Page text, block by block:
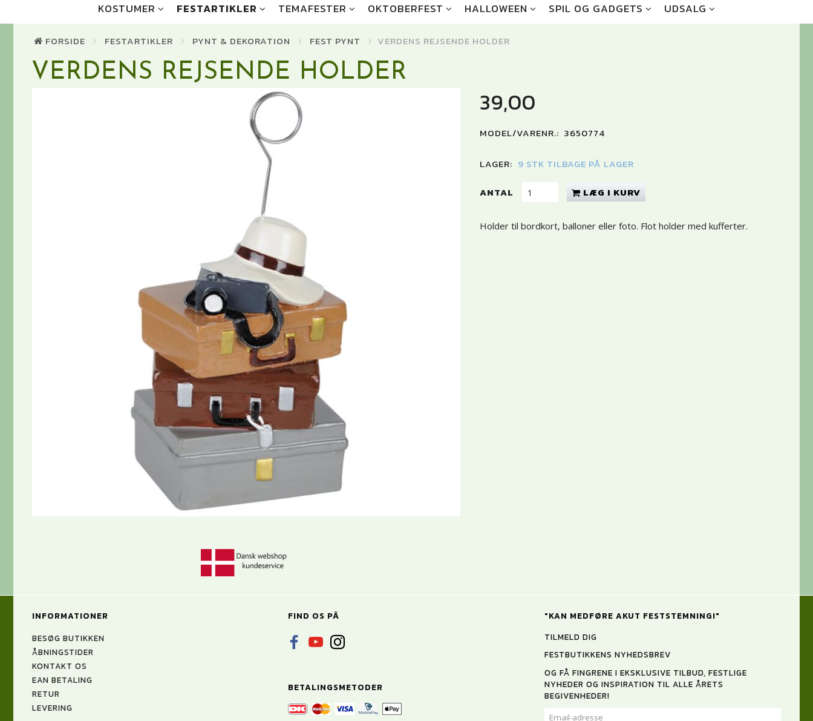
KOSTUMER FESTARTIKLER TEMAFESTER OKTOBERFEST HALLOWEEN SPIL OG GADGETS UDSALG
FORSIDE FESTARTIKLER PYNT & DEKORATION FEST PYNT VERDENS REJSENDE HOLDER
VERDENS REJSENDE HOLDER
39,00
MODEL/VARENR.: 3650774
LAGER: 9 STK TILBAGE PÅ LAGER
ANTAL LÆG I KURV
Holder til bordkort, balloner eller foto. Flot holder med kufferter.
INFORMATIONER
BESØG BUTIKKEN
ÅBNINGSTIDER
KONTAKT OS
EAN BETALING
RETUR
LEVERING
FIND OS PÅ
BETALINGSMETODER
"KAN MEDFØRE AKUT FESTSTEMNING!"
TILMELD DIG
FESTBUTIKKENS NYHEDSBREV
OG FÅ FINGRENE I EKSKLUSIVE TILBUD, FESTLIGE
NYHEDER OG INSPIRATION TIL ALLE ÅRETS
BEGIVENHEDER!
EMAIL-